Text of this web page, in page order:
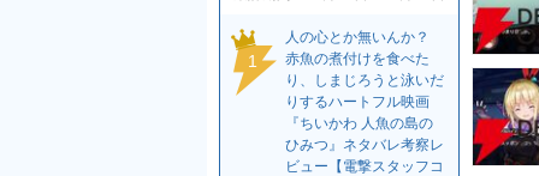
1
人の心とか無いんか？
赤魚の煮付けを食べた
り、しまじろうと泳いだ
りするハートフル映画
『ちいかわ 人魚の島の
ひみつ』ネタバレ考察レ
ビュー【電撃スタッフコ